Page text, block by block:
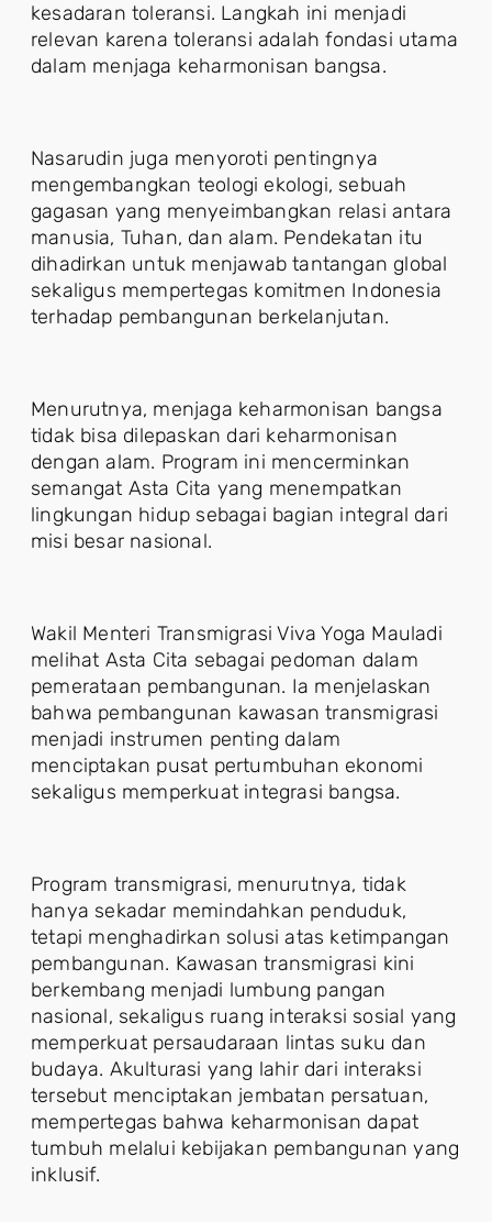
kesadaran toleransi. Langkah ini menjadi
relevan karena toleransi adalah fondasi utama
dalam menjaga keharmonisan bangsa.
Nasarudin juga menyoroti pentingnya
mengembangkan teologi ekologi, sebuah
gagasan yang menyeimbangkan relasi antara
manusia, Tuhan, dan alam. Pendekatan itu
dihadirkan untuk menjawab tantangan global
sekaligus mempertegas komitmen Indonesia
terhadap pembangunan berkelanjutan.
Menurutnya, menjaga keharmonisan bangsa
tidak bisa dilepaskan dari keharmonisan
dengan alam. Program ini mencerminkan
semangat Asta Cita yang menempatkan
lingkungan hidup sebagai bagian integral dari
misi besar nasional.
Wakil Menteri Transmigrasi Viva Yoga Mauladi
melihat Asta Cita sebagai pedoman dalam
pemerataan pembangunan. Ia menjelaskan
bahwa pembangunan kawasan transmigrasi
menjadi instrumen penting dalam
menciptakan pusat pertumbuhan ekonomi
sekaligus memperkuat integrasi bangsa.
Program transmigrasi, menurutnya, tidak
hanya sekadar memindahkan penduduk,
tetapi menghadirkan solusi atas ketimpangan
pembangunan. Kawasan transmigrasi kini
berkembang menjadi lumbung pangan
nasional, sekaligus ruang interaksi sosial yang
memperkuat persaudaraan lintas suku dan
budaya. Akulturasi yang lahir dari interaksi
tersebut menciptakan jembatan persatuan,
mempertegas bahwa keharmonisan dapat
tumbuh melalui kebijakan pembangunan yang
inklusif.